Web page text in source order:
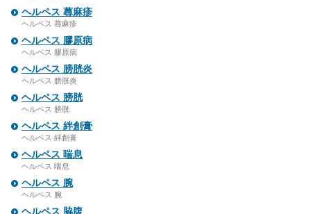
ヘルペス 蕁麻疹
ヘルペス 蕁麻疹
ヘルペス 膠原病
ヘルペス 膠原病
ヘルペス 膀胱炎
ヘルペス 膀胱炎
ヘルペス 膀胱
ヘルペス 膀胱
ヘルペス 絆創膏
ヘルペス 絆創膏
ヘルペス 喘息
ヘルペス 喘息
ヘルペス 腕
ヘルペス 腕
ヘルペス 脇腹